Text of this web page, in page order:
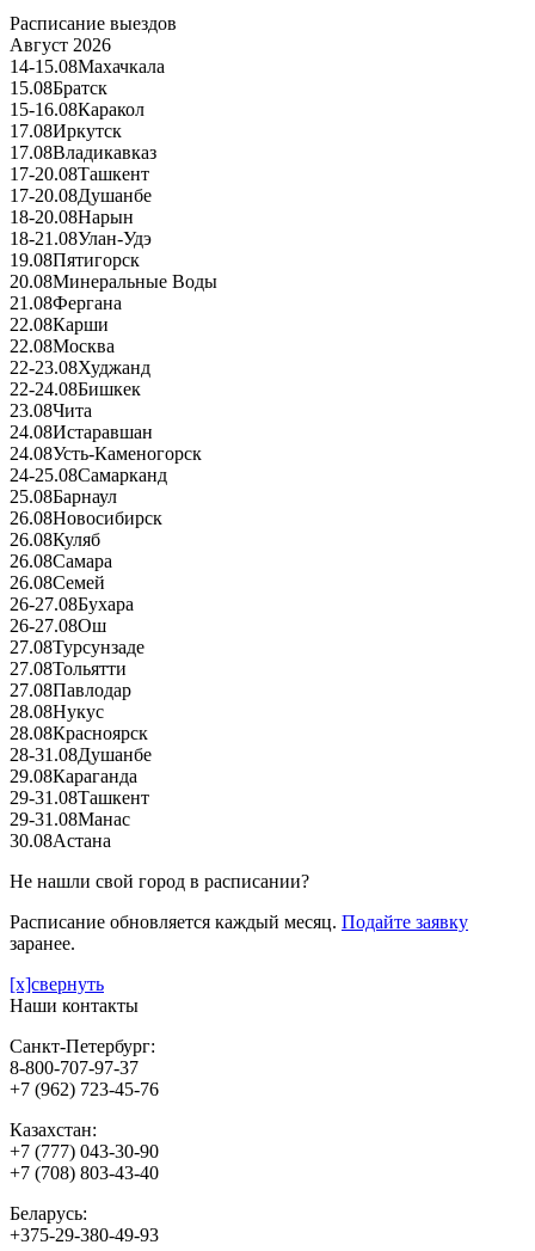
Расписание выездов
Август 2026
14-15.08Махачкала
15.08Братск
15-16.08Каракол
17.08Иркутск
17.08Владикавказ
17-20.08Ташкент
17-20.08Душанбе
18-20.08Нарын
18-21.08Улан-Удэ
19.08Пятигорск
20.08Минеральные Воды
21.08Фергана
22.08Карши
22.08Москва
22-23.08Худжанд
22-24.08Бишкек
23.08Чита
24.08Истаравшан
24.08Усть-Каменогорск
24-25.08Самарканд
25.08Барнаул
26.08Новосибирск
26.08Куляб
26.08Самара
26.08Семей
26-27.08Бухара
26-27.08Ош
27.08Турсунзаде
27.08Тольятти
27.08Павлодар
28.08Нукус
28.08Красноярск
28-31.08Душанбе
29.08Караганда
29-31.08Ташкент
29-31.08Манас
30.08Астана
Не нашли свой город в расписании?
Расписание обновляется каждый месяц. Подайте заявку
заранее.
[x]свернуть
Наши контакты
Санкт-Петербург:
8-800-707-97-37
+7 (962) 723-45-76
Казахстан:
+7 (777) 043-30-90
+7 (708) 803-43-40
Беларусь:
+375-29-380-49-93